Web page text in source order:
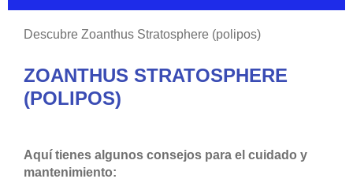
Descubre Zoanthus Stratosphere (polipos)
ZOANTHUS STRATOSPHERE
(POLIPOS)
Aquí tienes algunos consejos para el cuidado y
mantenimiento: